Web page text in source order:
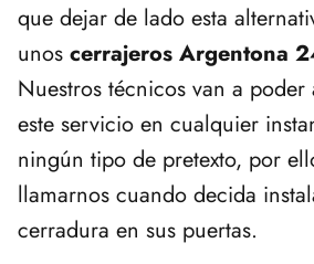
que dejar de lado esta
unos cerrajeros Argentona
Nuestros técnicos van a
este servicio en cualquier
ningún tipo de pretexto, por
llamarnos cuando decida
cerradura en sus puertas.